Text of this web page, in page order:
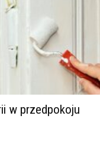
w przedpokoju